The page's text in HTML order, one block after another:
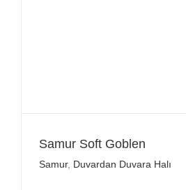
Samur Soft Goblen
Samur, Duvardan Duvara Halı